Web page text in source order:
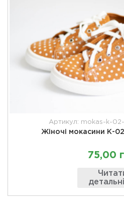
Артикул: mokas-k-
Жіночі мокасини К-
75,00